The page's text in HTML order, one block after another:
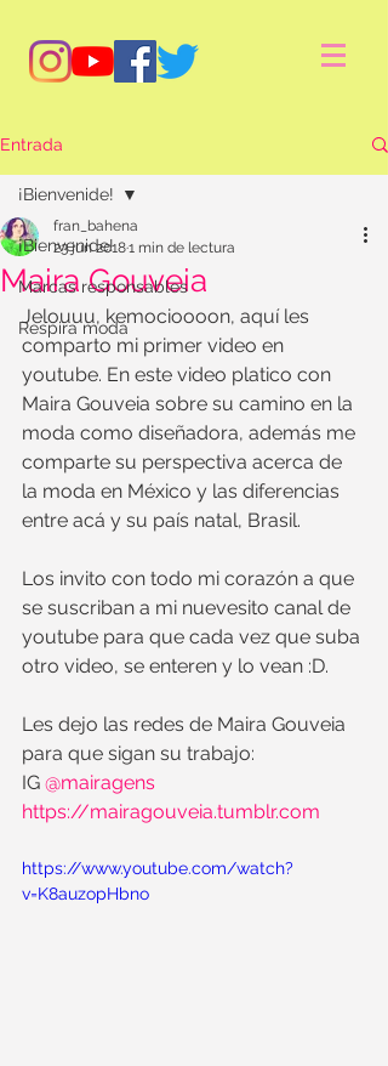
Entrada
¡Bienvenide!
Marcas responsables
Respira moda
¡Bienvenide!
Maira Gouveia
fran_bahena
23 jun 20181 min de lectura
Jelouuu, kemocioooon, aquí les
comparto mi primer video en
youtube. En este video platico con
Maira Gouveia sobre su camino en la
moda como diseñadora, además me
comparte su perspectiva acerca de
la moda en México y las diferencias
entre acá y su país natal, Brasil.
Los invito con todo mi corazón a que
se suscriban a mi nuevesito canal de
youtube para que cada vez que suba
otro video, se enteren y lo vean :D.
Les dejo las redes de Maira Gouveia
para que sigan su trabajo:
IG @mairagens
https://mairagouveia.tumblr.com
https://www.youtube.com/watch?
v=K8auzopHbno